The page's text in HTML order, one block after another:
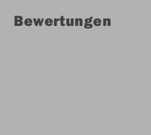
Bewertungen